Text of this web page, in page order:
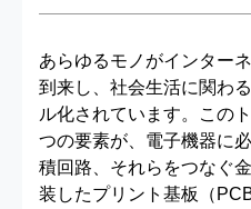
あらゆるモノがインター
到来し、社会生活に関わ
ル化されています。この
つの要素が、電子機器に
積回路、それらをつなぐ
装したプリント基板（